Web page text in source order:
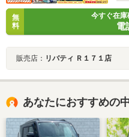
無
料
今すぐ在
電
販売店： リバティ Ｒ１７１店
あなたにおすすめの